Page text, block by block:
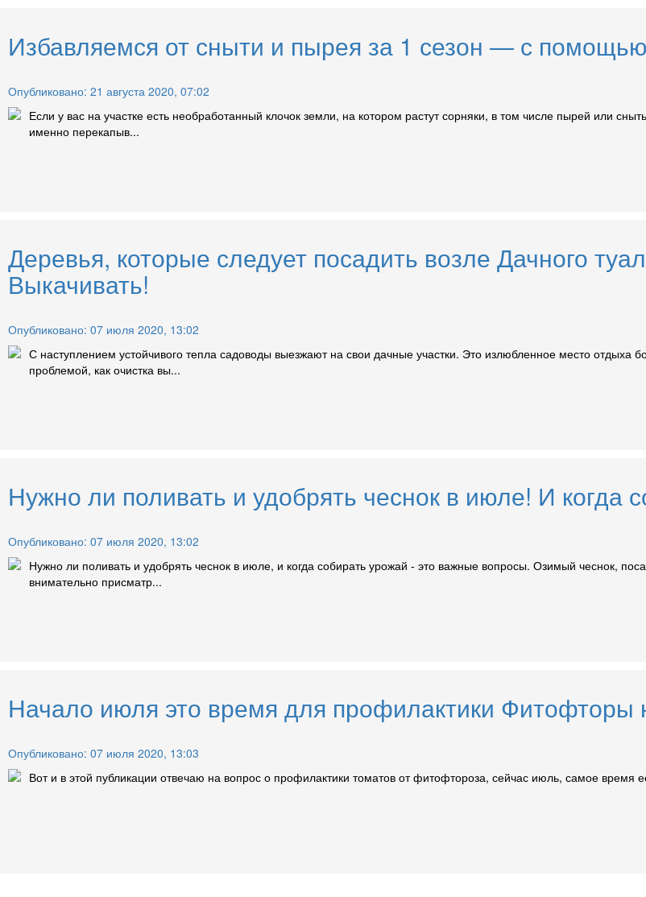
Избавляемся от сныти и пырея за 1 сезон — с
Опубликовано: 21 августа 2020, 07:02
Если у вас на участке есть необработанный клочок земли, на котором растут сорняки, в том числе пырей или
именно перекапыв...
Деревья, которые следует посадить возле Дачного
Выкачивать!
Опубликовано: 07 июля 2020, 13:02
С наступлением устойчивого тепла садоводы выезжают на свои дачные участки. Это излюбленное место отдыха
проблемой, как очистка вы...
Нужно ли поливать и удобрять чеснок в июле! И когда
Опубликовано: 07 июля 2020, 13:02
Нужно ли поливать и удобрять чеснок в июле, и когда собирать урожай - это важные вопросы. Озимый чеснок,
внимательно присматр...
Начало июля это время для профилактики
Опубликовано: 07 июля 2020, 13:03
Вот и в этой публикации отвечаю на вопрос о профилактики томатов от фитофтороза, сейчас июль, самое время